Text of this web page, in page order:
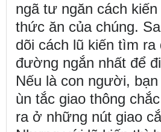
ngã tư ngăn cách
thức ăn của chúng.
dõi cách lũ kiến tìm
đường ngắn nhất để
Nếu là con người,
ùn tắc giao thông
ra ở những nút giao